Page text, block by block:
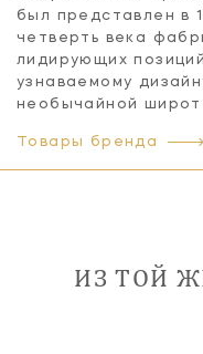
был представлен в
четверть века
лидирующих
узнаваемому
необычайной
Товары бренда
ИЗ ТОЙ